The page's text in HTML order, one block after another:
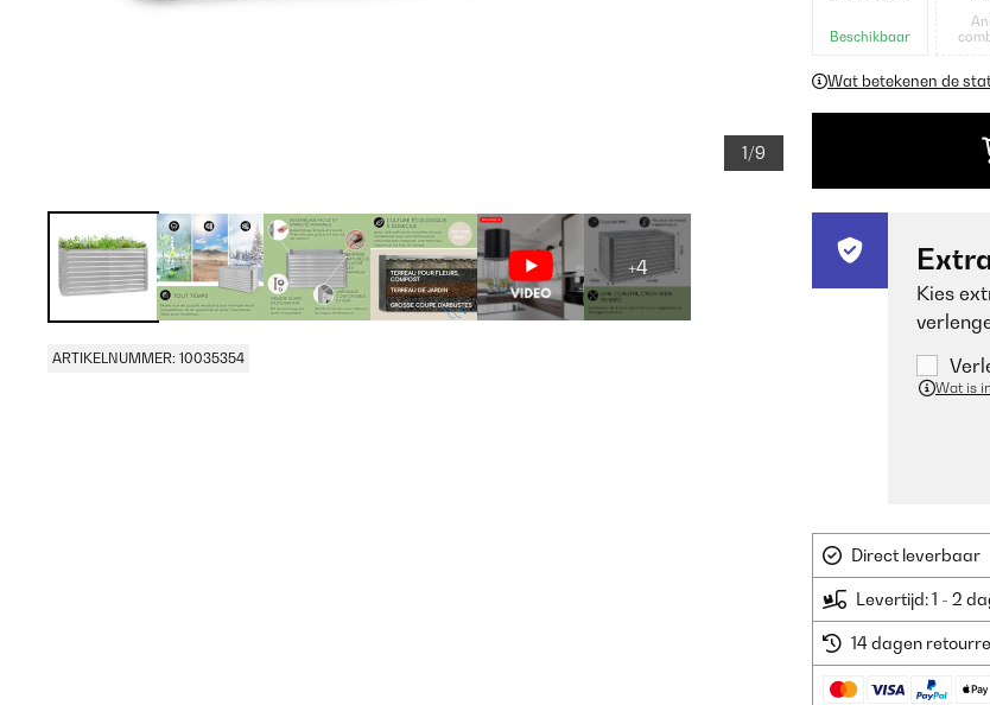
1/9
+4
ARTIKELNUMMER: 10035354
Beschikbaar
Wat betekenen de
Kies
Wat is
Direct leverbaar
Levertijd: 1 - 2
14 dagen